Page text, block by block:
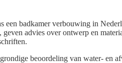
een badkamer verbouwing in
geven advies over ontwerp en
beoordeling van water- en